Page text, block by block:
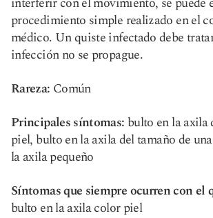
procedimiento simple realizado en el
médico. Un quiste infectado debe
infección no se propague.
Rareza: Común
Principales síntomas: bulto en la axila
piel, bulto en la axila del tamaño de
la axila pequeño
Síntomas que siempre ocurren con el
bulto en la axila color piel